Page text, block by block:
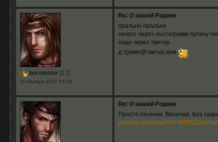
boromotor[17]
30 Ноября 2017 18:59
Re: О нашей Родине
прально пральна
нечего через инстаграмм путену
надо через твитер
д.трамп@твитер.ком
Re: О нашей Родине
Просто песенка. Веселая. Без
youtube.com/